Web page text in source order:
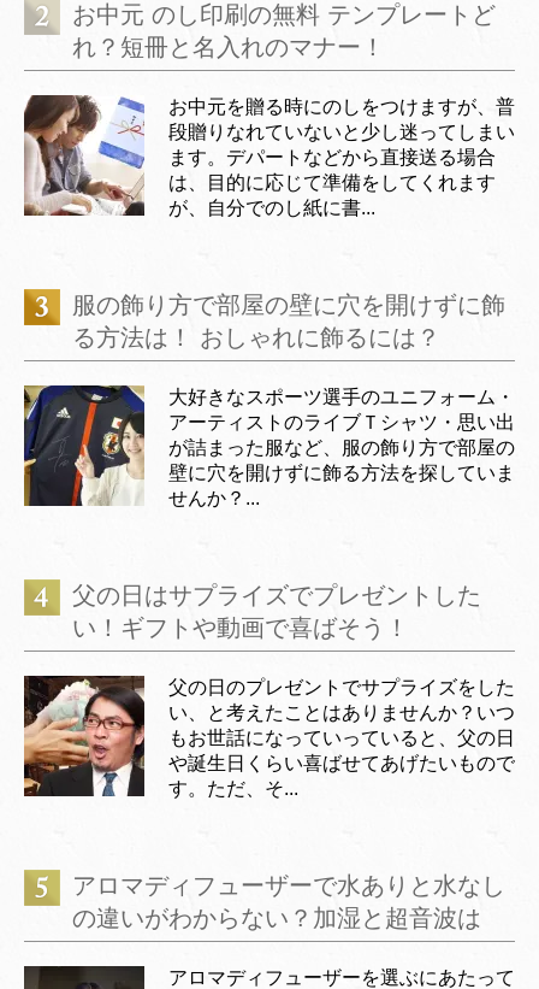
お中元 のし印刷の無料 テンプレートど
れ？短冊と名入れのマナー！
お中元を贈る時にのしをつけますが、普
段贈りなれていないと少し迷ってしまい
ます。デパートなどから直接送る場合
は、目的に応じて準備をしてくれます
が、自分でのし紙に書...
服の飾り方で部屋の壁に穴を開けずに飾
る方法は！ おしゃれに飾るには？
大好きなスポーツ選手のユニフォーム・
アーティストのライブＴシャツ・思い出
が詰まった服など、服の飾り方で部屋の
壁に穴を開けずに飾る方法を探していま
せんか？...
父の日はサプライズでプレゼントした
い！ギフトや動画で喜ばそう！
父の日のプレゼントでサプライズをした
い、と考えたことはありませんか？いつ
もお世話になっていっていると、父の日
や誕生日くらい喜ばせてあげたいもので
す。ただ、そ...
アロマディフューザーで水ありと水なし
の違いがわからない？加湿と超音波は
アロマディフューザーを選ぶにあたって